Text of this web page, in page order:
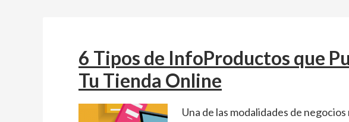
6 Tipos de InfoProductos que
Tu Tienda Online
Una de las modalidades de